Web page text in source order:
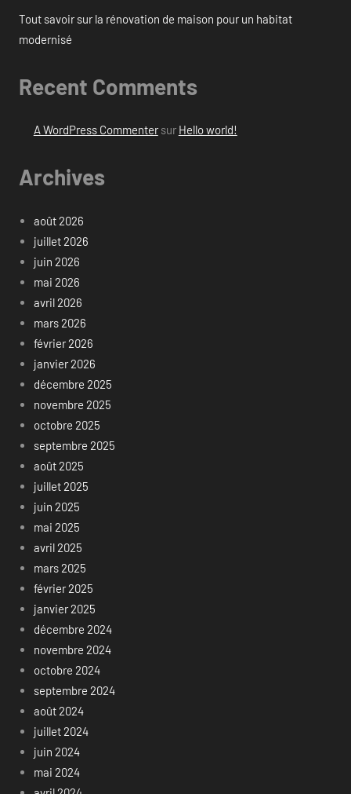
Tout savoir sur la rénovation de maison pour un habitat
modernisé
Recent Comments
A WordPress Commentersur Hello world!
Archives
août 2026
juillet 2026
juin 2026
mai 2026
avril 2026
mars 2026
février 2026
janvier 2026
décembre 2025
novembre 2025
octobre 2025
septembre 2025
août 2025
juillet 2025
juin 2025
mai 2025
avril 2025
mars 2025
février 2025
janvier 2025
décembre 2024
novembre 2024
octobre 2024
septembre 2024
août 2024
juillet 2024
juin 2024
mai 2024